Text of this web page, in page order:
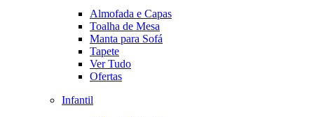
Almofada e Capas
Toalha de Mesa
Manta para Sofá
Tapete
Ver Tudo
Ofertas
Infantil